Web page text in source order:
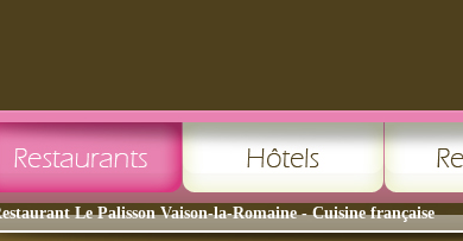
Le Palisson Vaison-la-Romaine - Cuisine française